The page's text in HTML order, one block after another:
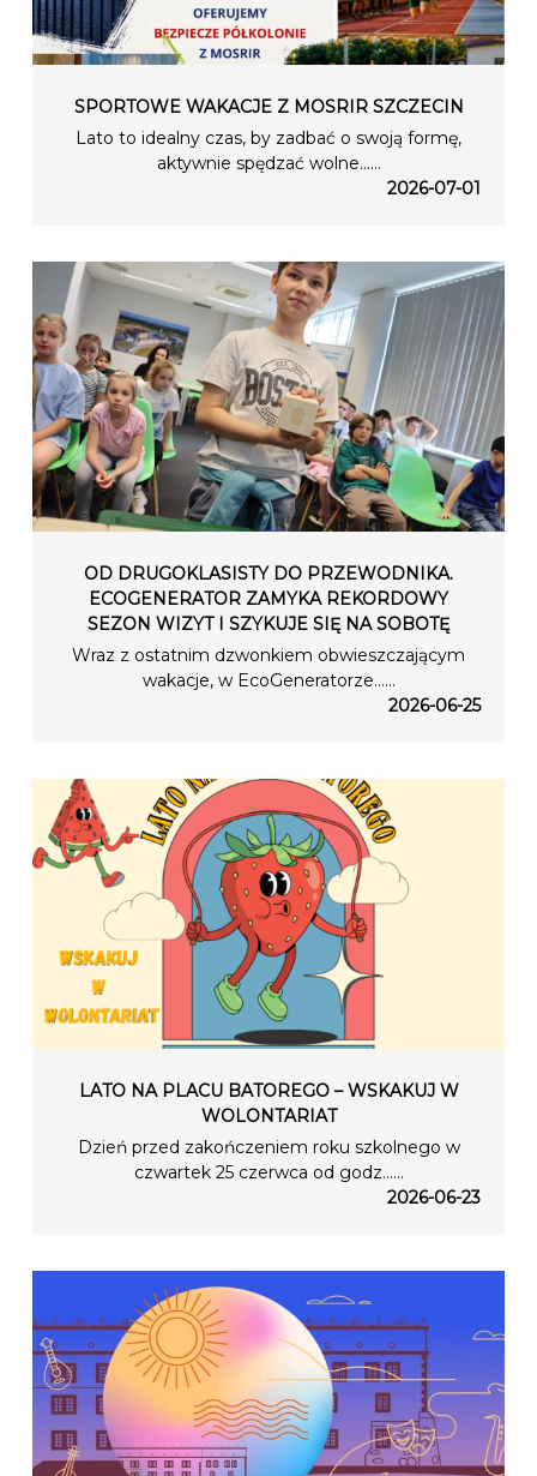
SPORTOWE WAKACJE Z MOSRIR SZCZECIN
Lato to idealny czas, by zadbać o swoją formę,
aktywnie spędzać wolne…...
2026-07-01
OD DRUGOKLASISTY DO PRZEWODNIKA.
ECOGENERATOR ZAMYKA REKORDOWY
SEZON WIZYT I SZYKUJE SIĘ NA SOBOTĘ
Wraz z ostatnim dzwonkiem obwieszczającym
wakacje, w EcoGeneratorze…...
2026-06-25
LATO NA PLACU BATOREGO – WSKAKUJ W
WOLONTARIAT
Dzień przed zakończeniem roku szkolnego w
czwartek 25 czerwca od godz…...
2026-06-23